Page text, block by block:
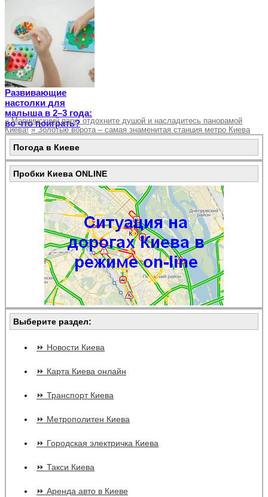
Развивающие
настолки для
малыша в 2–3 года:
во что поиграть?
«Мариинскиий парк: отдохните душой и насладитесь панорамой
Киева! »Золотые ворота – самая знаменитая станция метро Киева
Погода в Киеве
Пробки Киева ONLINE
Выберите раздел:
⏩ Новости Киева
⏩ Карта Киева онлайн
⏩ Транспорт Киева
⏩ Метрополитен Киева
⏩ Городская электричка Киева
⏩ Такси Киева
⏩ Аренда авто в Киеве